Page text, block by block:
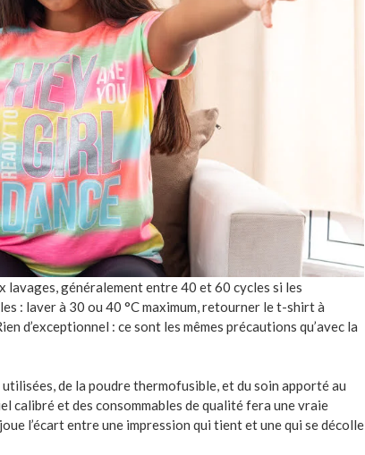
généralement entre 40 et 60 cycles si les
: laver à 30 ou 40 °C maximum, retourner le t-shirt à
d’exceptionnel : ce sont les mêmes précautions qu’avec la
de la poudre thermofusible, et du soin apporté au
calibré et des consommables de qualité fera une vraie
l’écart entre une impression qui tient et une qui se décolle